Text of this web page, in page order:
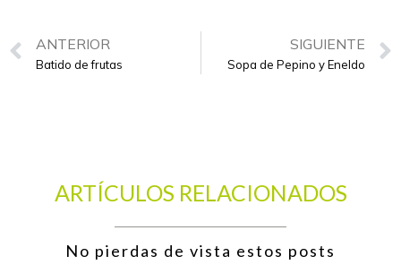
ANTERIOR
Batido de frutas
SIGUIENTE
Sopa de Pepino y Eneldo
ARTÍCULOS RELACIONADOS
No pierdas de vista estos posts